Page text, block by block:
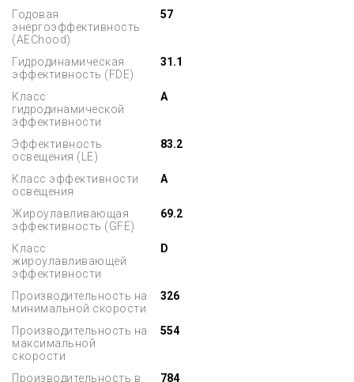
Годовая
энергоэффективность
(AEChood)
57
Гидродинамическая
эффективность (FDE)
31.1
Класс
гидродинамической
эффективности
A
Эффективность
освещения (LE)
83.2
Класс эффективности
освещения
A
Жироулавливающая
эффективность (GFE)
69.2
Класс
жироулавливающей
эффективности
D
Производительность на
минимальной скорости
326
Производительность на
максимальной
скорости
554
Производительность в 784